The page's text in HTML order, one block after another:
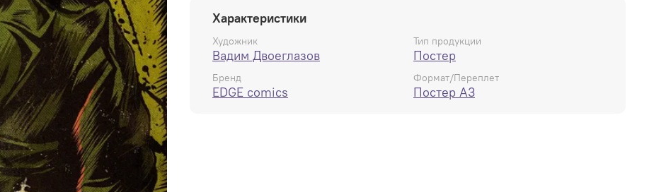
Характеристики
Художник
Вадим Двоеглазов
Тип продукции
Постер
Бренд
EDGE comics
Формат/Переплет
Постер А3